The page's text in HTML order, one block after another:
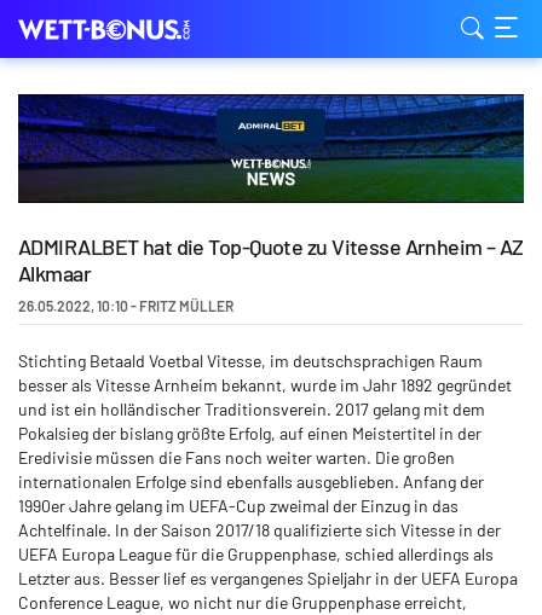
ADMIRALBET hat die Top-Quote zu Vitesse Arnheim – AZ
Alkmaar
26.05.2022,10:10- FRITZ MÜLLER
Stichting Betaald Voetbal Vitesse, im deutschsprachigen Raum
besser als Vitesse Arnheim bekannt, wurde im Jahr 1892 gegründet
und ist ein holländischer Traditionsverein. 2017 gelang mit dem
Pokalsieg der bislang größte Erfolg, auf einen Meistertitel in der
Eredivisie müssen die Fans noch weiter warten. Die großen
internationalen Erfolge sind ebenfalls ausgeblieben. Anfang der
1990er Jahre gelang im UEFA-Cup zweimal der Einzug in das
Achtelfinale. In der Saison 2017/18 qualifizierte sich Vitesse in der
UEFA Europa League für die Gruppenphase, schied allerdings als
Letzter aus. Besser lief es vergangenes Spieljahr in der UEFA Europa
Conference League, wo nicht nur die Gruppenphase erreicht,